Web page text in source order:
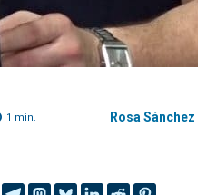
1 min. Rosa Sánchez